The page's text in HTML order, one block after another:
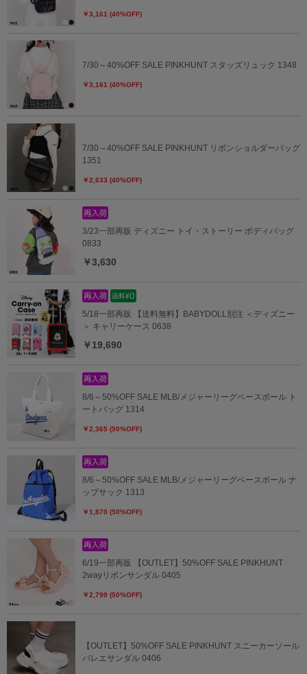
￥3,161 (40%OFF)
7/30～40%OFF SALE PINKHUNT スタッズリュック 1348
￥3,161 (40%OFF)
7/30～40%OFF SALE PINKHUNT リボンショルダーバッグ
1351
￥2,633 (40%OFF)
3/23一部再販 ディズニー トイ・ストーリー ボディバッグ
0833
￥3,630
5/18一部再販 【送料無料】BABYDOLL別注 ＜ディズニー
＞ キャリーケース 0638
￥19,690
8/6～50%OFF SALE MLB/メジャーリーグベースボール ト
ートバッグ 1314
￥2,365 (50%OFF)
8/6～50%OFF SALE MLB/メジャーリーグベースボール ナ
ップサック 1313
￥1,870 (50%OFF)
6/19一部再販 【OUTLET】50%OFF SALE PINKHUNT
2wayリボンサンダル 0405
￥2,799 (50%OFF)
【OUTLET】50%OFF SALE PINKHUNT スニーカーソール
バレエサンダル 0406